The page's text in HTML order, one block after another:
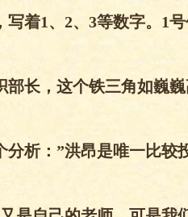
着1、2、3等数字。1
长，这个铁三角如巍
析：”洪昂是唯一比较